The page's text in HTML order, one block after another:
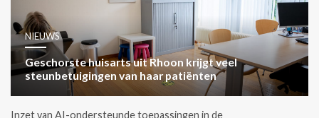
NIEUWS
Geschorste huisarts uit Rhoon krijgt veel
steunbetuigingen van haar patiënten
Inzet van AI-ondersteunde toepassingen in de